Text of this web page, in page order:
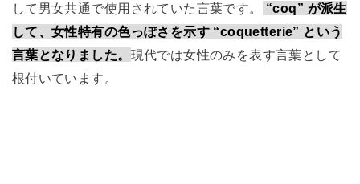
して男女共通で使用されていた言葉です。
“coq” が派生
して、女性特有の色っぽさを示す “coquetterie” という
言葉となりました。 現代では女性のみを表す言葉として
根付いています。